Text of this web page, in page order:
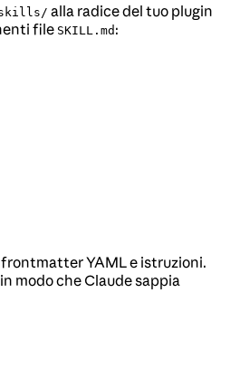
alla radice del tuo plugin
file SKILL.md :
YAML e istruzioni.
in modo che Claude sappia